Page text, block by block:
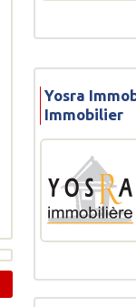
Yosra
Immobilier